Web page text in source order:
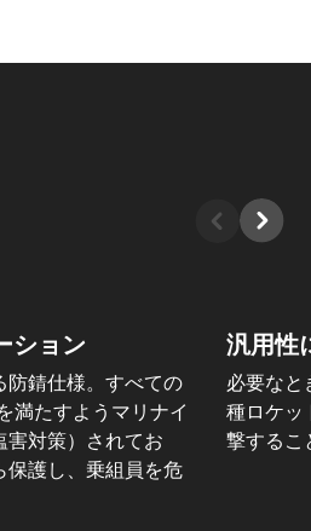
ション
防錆仕様。すべての
満たすようマリナイ
害対策）されてお
保護し、乗組員を危
汎用性
必要なと
種ロケッ
撃するこ